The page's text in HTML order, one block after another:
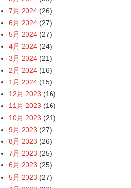
7月 2024 (26)
6月 2024 (27)
5月 2024 (27)
4月 2024 (24)
3月 2024 (21)
2月 2024 (16)
1月 2024 (15)
12月 2023 (16)
11月 2023 (16)
10月 2023 (21)
9月 2023 (27)
8月 2023 (26)
7月 2023 (25)
6月 2023 (25)
5月 2023 (27)